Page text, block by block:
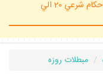
(ساعت پاسخگوي احكام شرعي 20 الي
مبطلات روزه